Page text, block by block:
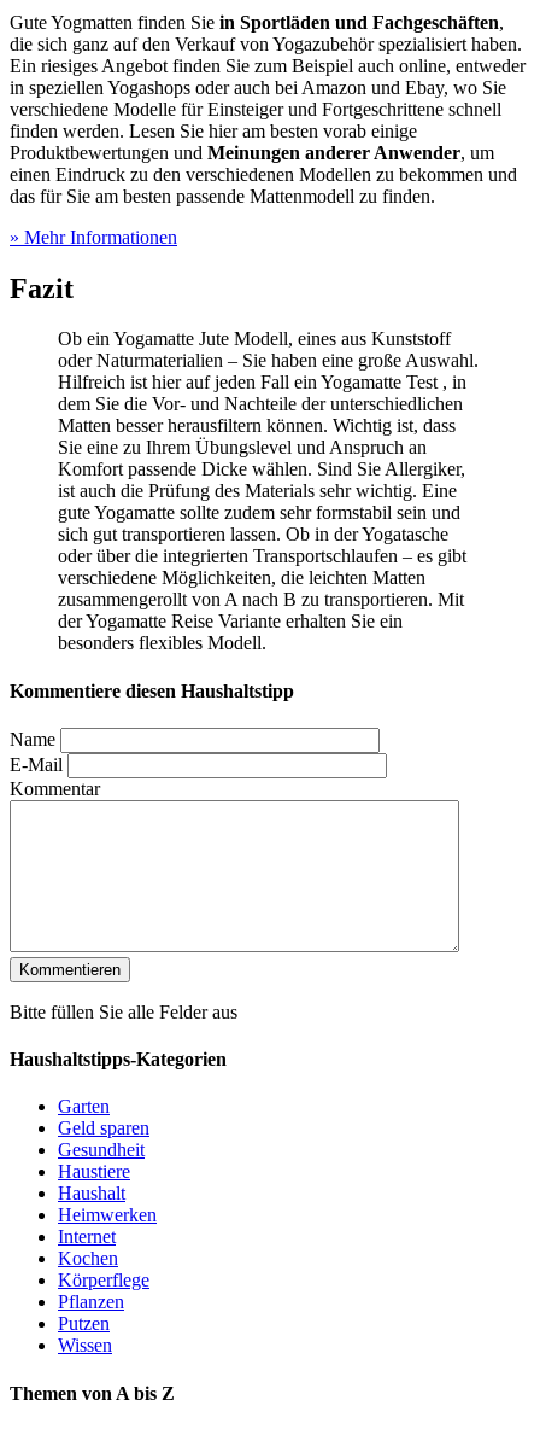
Gute Yogmatten finden Sie in Sportläden und Fachgeschäften,
die sich ganz auf den Verkauf von Yogazubehör spezialisiert haben.
Ein riesiges Angebot finden Sie zum Beispiel auch online, entweder
in speziellen Yogashops oder auch bei Amazon und Ebay, wo Sie
verschiedene Modelle für Einsteiger und Fortgeschrittene schnell
finden werden. Lesen Sie hier am besten vorab einige
Produktbewertungen und Meinungen anderer Anwender, um
einen Eindruck zu den verschiedenen Modellen zu bekommen und
das für Sie am besten passende Mattenmodell zu finden.
» Mehr Informationen
Fazit
Ob ein Yogamatte Jute Modell, eines aus Kunststoff
oder Naturmaterialien – Sie haben eine große Auswahl.
Hilfreich ist hier auf jeden Fall ein Yogamatte Test , in
dem Sie die Vor- und Nachteile der unterschiedlichen
Matten besser herausfiltern können. Wichtig ist, dass
Sie eine zu Ihrem Übungslevel und Anspruch an
Komfort passende Dicke wählen. Sind Sie Allergiker,
ist auch die Prüfung des Materials sehr wichtig. Eine
gute Yogamatte sollte zudem sehr formstabil sein und
sich gut transportieren lassen. Ob in der Yogatasche
oder über die integrierten Transportschlaufen – es gibt
verschiedene Möglichkeiten, die leichten Matten
zusammengerollt von A nach B zu transportieren. Mit
der Yogamatte Reise Variante erhalten Sie ein
besonders flexibles Modell.
Kommentiere diesen Haushaltstipp
Name
E-Mail
Kommentar
Bitte füllen Sie alle Felder aus
Haushaltstipps-Kategorien
Garten
Geld sparen
Gesundheit
Haustiere
Haushalt
Heimwerken
Internet
Kochen
Körperflege
Pflanzen
Putzen
Wissen
Themen von A bis Z